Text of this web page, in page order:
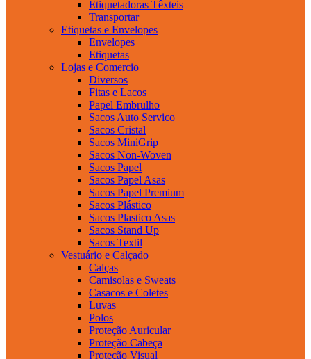
Etiquetadoras Têxteis
Transportar
Etiquetas e Envelopes
Envelopes
Etiquetas
Lojas e Comercio
Diversos
Fitas e Lacos
Papel Embrulho
Sacos Auto Servico
Sacos Cristal
Sacos MiniGrip
Sacos Non-Woven
Sacos Papel
Sacos Papel Asas
Sacos Papel Premium
Sacos Plástico
Sacos Plastico Asas
Sacos Stand Up
Sacos Textil
Vestuário e Calçado
Calças
Camisolas e Sweats
Casacos e Coletes
Luvas
Polos
Proteção Auricular
Proteção Cabeça
Proteção Visual